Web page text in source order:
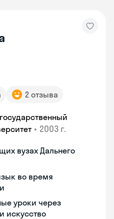
2 отзыва
• 2003 г.
вузах Дальнего
во время
уроки через
искусство